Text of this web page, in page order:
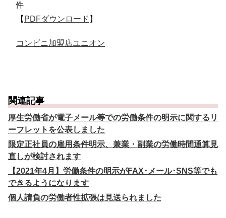
件
【 PDFダウンロード 】
コンビニ加盟店ユニオン
関連記事
厚生労働省が電子メール等での労働条件の明示に関するリ
ーフレットを公表しました
限定正社員の雇用条件明示、兼業・副業の労働時間通算見
直しが検討されます
【2021年4月】労働条件の明示がFAX･メール･SNS等でも
できるようになります
個人請負の労働者性拡張は見送られました